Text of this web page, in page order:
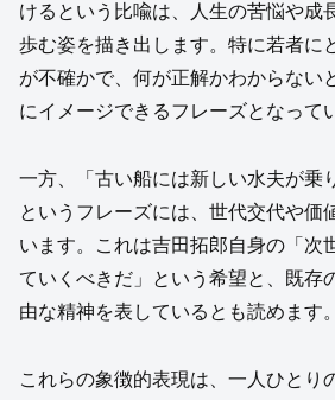
けるという比喩は、人生の苦悩や成
歩む姿を描き出します。特に若者に
が不確かで、何が正解かわからない
にイメージできるフレーズとなって
一方、「古い船には新しい水夫が乗
というフレーズには、世代交代や価
います。これは吉田拓郎自身の「次
ていくべきだ」という希望と、既存
由な精神を表しているとも読めます。
これらの象徴的表現は、一人ひとり